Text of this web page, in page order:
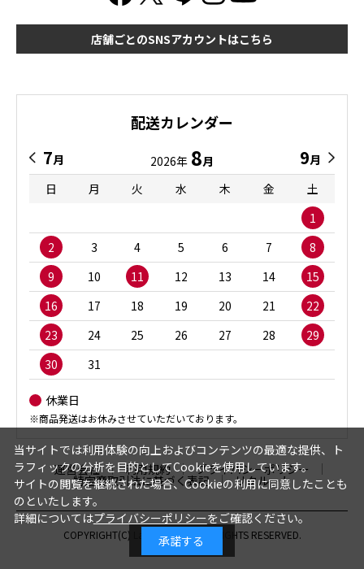
並べ替え
店舗ごとのSNSアカウントはこちら
配送カレンダー
7月 2026年 8月 9月
日
月 火 水 木 金
土
1
2
3 4 5 6 7
8
9
10 11 12 13 14
15
16
17 18 19 20 21
22
23
24 25 26 27 28
29
30
31
休業日
※商品発送はお休みさせていただいております。
運営会社 利用規約 プライバシーポリシー
特定商取引法に基づく表記 リクルート
COPYRIGHT(C) Landwell, inc. ALL RIGHTS RESERVED.
当サイトでは利用体験の向上およびコンテンツの最適な提供、ト
ラフィックの分析を目的としてCookieを使用しています。
サイトの閲覧を継続された場合、Cookieの利用に同意したことも
のといたします。
詳細についてはプライバシーポリシーをご確認ください。
承諾する